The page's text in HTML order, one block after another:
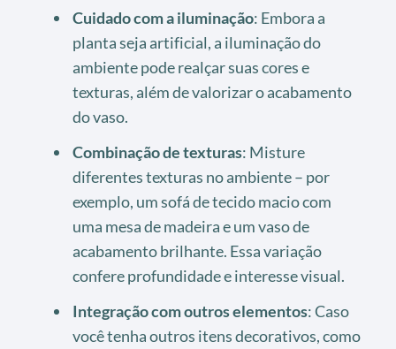
Cuidado com a iluminação: Embora a
planta seja artificial, a iluminação do
ambiente pode realçar suas cores e
texturas, além de valorizar o acabamento
do vaso.
Combinação de texturas: Misture
diferentes texturas no ambiente – por
exemplo, um sofá de tecido macio com
uma mesa de madeira e um vaso de
acabamento brilhante. Essa variação
confere profundidade e interesse visual.
Integração com outros elementos: Caso
você tenha outros itens decorativos, como